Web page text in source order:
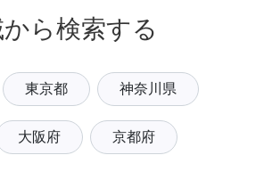
ら検索する
東京都 神奈川県
大阪府 京都府